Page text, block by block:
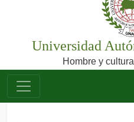
Universidad
Hombre y